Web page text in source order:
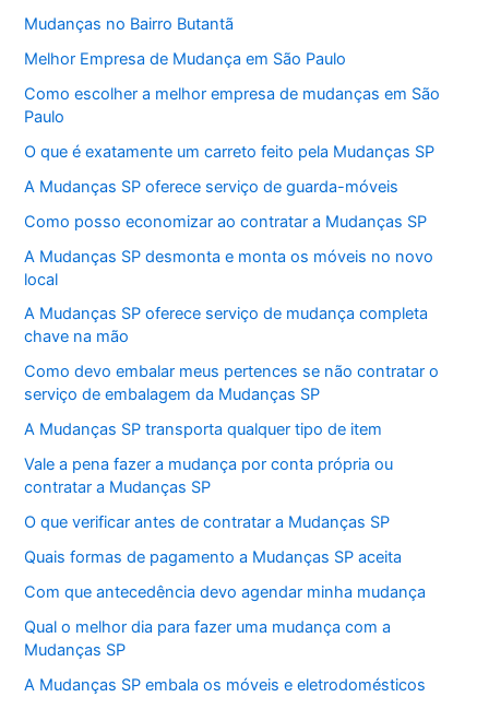
Mudanças no Bairro Butantã
Melhor Empresa de Mudança em São Paulo
Como escolher a melhor empresa de mudanças em São
Paulo
O que é exatamente um carreto feito pela Mudanças SP
A Mudanças SP oferece serviço de guarda-móveis
Como posso economizar ao contratar a Mudanças SP
A Mudanças SP desmonta e monta os móveis no novo
local
A Mudanças SP oferece serviço de mudança completa
chave na mão
Como devo embalar meus pertences se não contratar o
serviço de embalagem da Mudanças SP
A Mudanças SP transporta qualquer tipo de item
Vale a pena fazer a mudança por conta própria ou
contratar a Mudanças SP
O que verificar antes de contratar a Mudanças SP
Quais formas de pagamento a Mudanças SP aceita
Com que antecedência devo agendar minha mudança
Qual o melhor dia para fazer uma mudança com a
Mudanças SP
A Mudanças SP embala os móveis e eletrodomésticos